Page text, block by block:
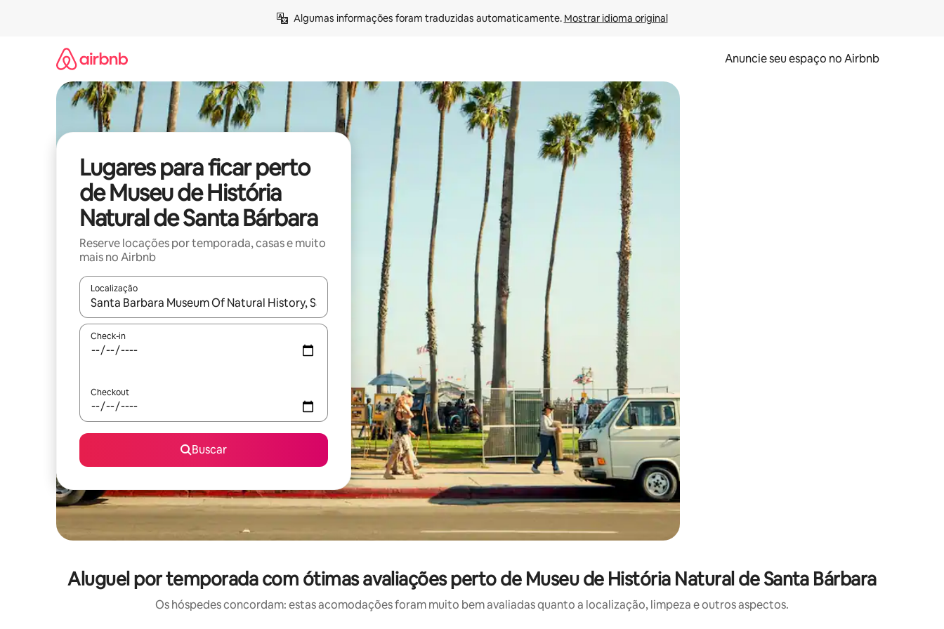
Algumas informações foram traduzidas automaticamente. Mostrar idioma original
Anuncie seu espaço no Airbnb
Lugares para ficar perto
de Museu de História
Natural de Santa Bárbara
Reserve locações por temporada, casas e muito
mais no Airbnb
Localização
Quando os resultados estiverem disponíveis, explore-os usando as seta para cima e para baixo do teclado ou tocando e deslizando o dedo na tela.
Check-in
Checkout
Buscar
Aluguel por temporada com ótimas avaliações perto de Museu de História Natural de Santa Bárbara
Os hóspedes concordam: estas acomodações foram muito bem avaliadas quanto a localização, limpeza e outros aspectos.